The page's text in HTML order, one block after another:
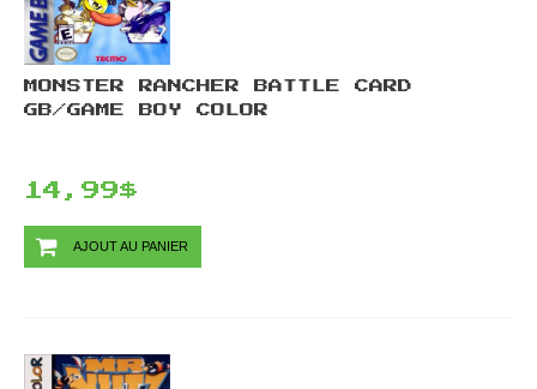
MONSTER RANCHER BATTLE CARD
GB/GAME BOY COLOR
14,99$
AJOUT AU PANIER